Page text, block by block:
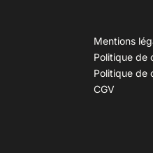
Mentions
Politique de
Politique de
CGV